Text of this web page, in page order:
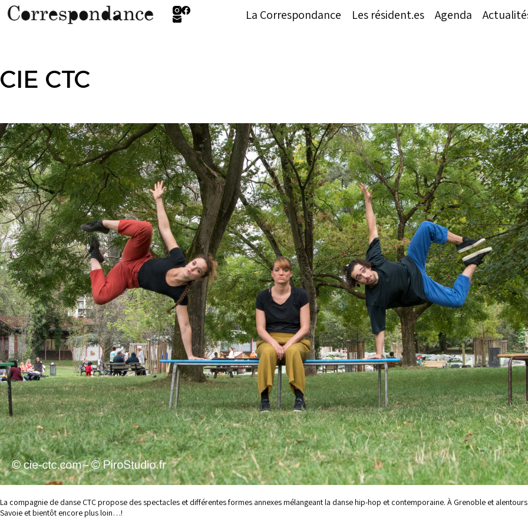
La Correspondance Les résident.es Agenda
CIE CTC
La compagnie de danse CTC propose des spectacles et différentes formes annexes mélangeant la danse hip-hop et contemporaine. À Grenoble et
Savoie et bientôt encore plus loin…!